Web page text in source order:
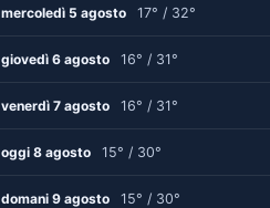
mercoledì 5 agosto 17° / 32°
giovedì 6 agosto 16° / 31°
venerdì 7 agosto 16° / 31°
oggi 8 agosto 15° / 30°
domani 9 agosto 15° / 30°